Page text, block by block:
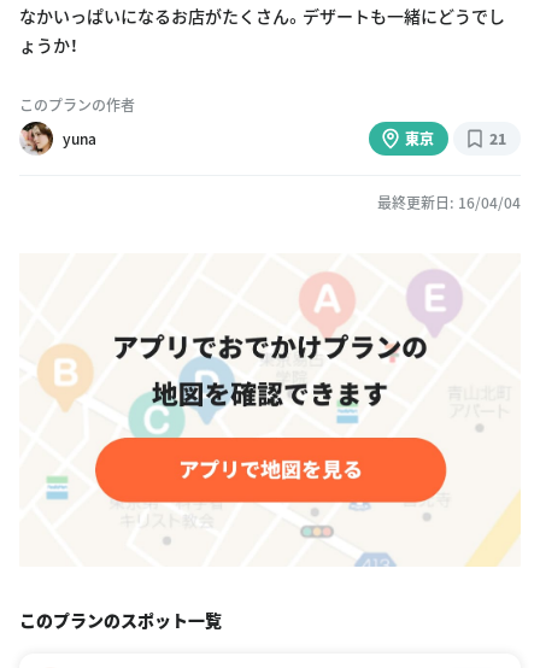
なかいっぱいになるお店がたくさん。デザートも一緒にどうでし
ょうか！
このプランの作者
yuna
東京 21
最終更新日: 16/04/04
このプランのスポット一覧